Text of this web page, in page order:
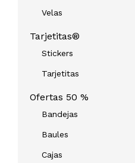
Velas
Tarjetitas®
Stickers
Tarjetitas
Ofertas 50 %
Bandejas
Baules
Cajas